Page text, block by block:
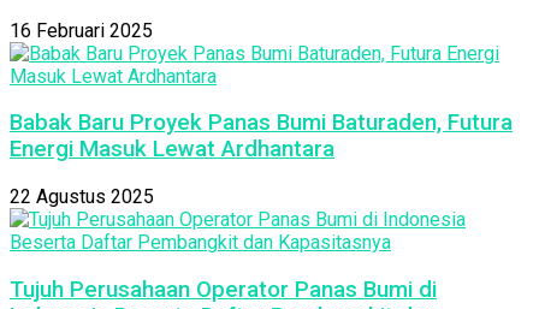
16 Februari 2025
Babak Baru Proyek Panas Bumi Baturaden, Futura
Energi Masuk Lewat Ardhantara
22 Agustus 2025
Tujuh Perusahaan Operator Panas Bumi di